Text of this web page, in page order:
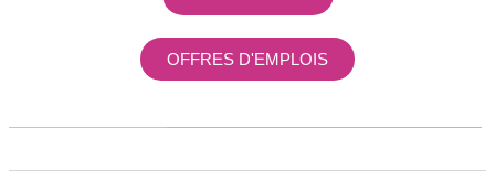
OFFRES D'EMPLOIS